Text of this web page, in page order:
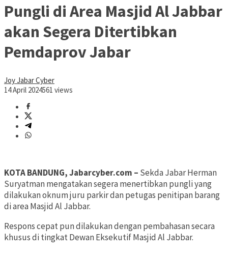
Pungli di Area Masjid Al Jabbar
akan Segera Ditertibkan
Pemdaprov Jabar
Joy Jabar Cyber
14 April 2024561 views
KOTA BANDUNG, Jabarcyber.com – Sekda Jabar Herman
Suryatman mengatakan segera menertibkan pungli yang
dilakukan oknum juru parkir dan petugas penitipan barang
di area Masjid Al Jabbar.
Respons cepat pun dilakukan dengan pembahasan secara
khusus di tingkat Dewan Eksekutif Masjid Al Jabbar.